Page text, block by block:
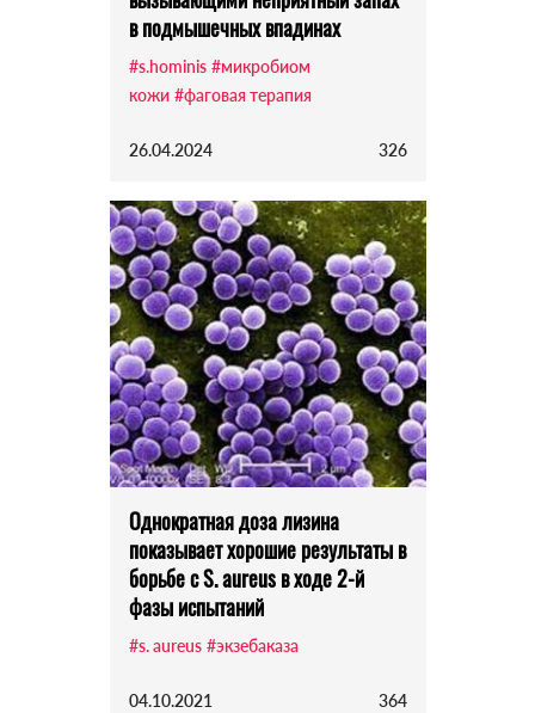
в подмышечных впадинах
#s.hominis #микробиом
кожи #фаговая терапия
26.04.2024 326
Однократная доза лизина
показывает хорошие результаты в
борьбе с S. aureus в ходе 2-й
фазы испытаний
#s. aureus #экзебаказа
04.10.2021 364